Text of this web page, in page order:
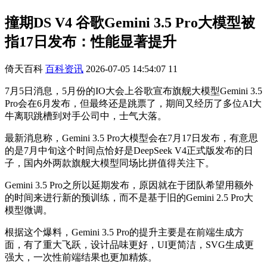
撞期DS V4 谷歌Gemini 3.5 Pro大模型被
指17日发布：性能显著提升
倚天百科 百科资讯 2026-07-05 14:54:07 11
7月5日消息，5月份的IO大会上谷歌宣布旗舰大模型Gemini 3.5
Pro会在6月发布，但最终还是跳票了，期间又经历了多位AI大
牛离职跳槽到对手公司中，士气大落。
最新消息称，Gemini 3.5 Pro大模型会在7月17日发布，有意思
的是7月中旬这个时间点恰好是DeepSeek V4正式版发布的日
子，国内外两款旗舰大模型同场比拼值得关注下。
Gemini 3.5 Pro之所以延期发布，原因就在于团队希望用额外
的时间来进行新的预训练，而不是基于旧的Gemini 2.5 Pro大
模型微调。
根据这个爆料，Gemini 3.5 Pro的提升主要是在前端生成方
面，有了重大飞跃，设计品味更好，UI更简洁，SVG生成更
强大，一次性前端结果也更加精炼。